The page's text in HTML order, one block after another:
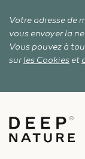
Votre adresse de
vous envoyer la
Vous pouvez à
surles Cookies et